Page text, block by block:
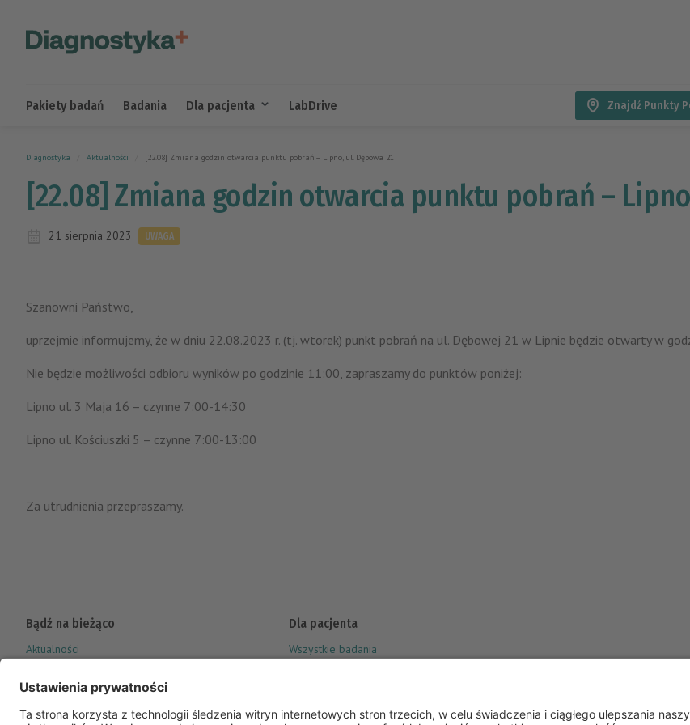
Pakiety badań Badania Dla pacjenta LabDrive Znajdź Punkty
Diagnostyka Aktualności [22.08] Zmiana godzin otwarcia punktu pobrań – Lipno, ul. Dębowa 21
[22.08] Zmiana godzin otwarcia punktu pobrań –
21 sierpnia 2023 UWAGA
Szanowni Państwo,
uprzejmie informujemy, że w dniu 22.08.2023 r. (tj. wtorek) punkt pobrań na ul. Dębowej 21 w Lipnie będzie otwarty w
Nie będzie możliwości odbioru wyników po godzinie 11:00, zapraszamy do punktów poniżej:
Lipno ul. 3 Maja 16 – czynne 7:00-14:30
Lipno ul. Kościuszki 5 – czynne 7:00-13:00
Za utrudnienia przepraszamy.
Bądź na bieżąco
Aktualności
Profil na Facebook’u
Kontakt
Dla pacjenta
Wszystkie badania
LabDrive – badanie w domu